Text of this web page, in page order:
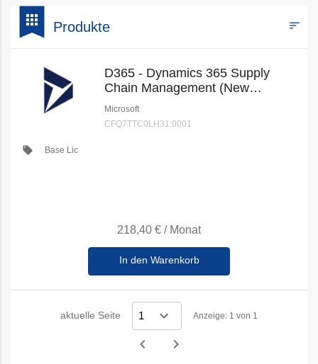
bookmark
apps Produkte sort
D365 - Dynamics 365 Supply
Chain Management (New
Commerce)
Microsoft
CFQ7TTC0LH31:0001
local_offer Base Lic
218,40 € / Monat
In den Warenkorb
aktuelle Seite Anzeige: 1 von 1
navigate_before navigate_next